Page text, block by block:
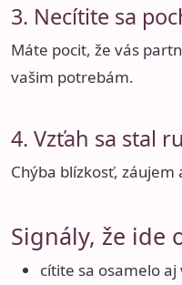
3. Necítite sa
Máte pocit, že vás
vašim potrebám.
4. Vzťah sa stal
Chýba blízkosť,
Signály, že ide
cítite sa osamelo